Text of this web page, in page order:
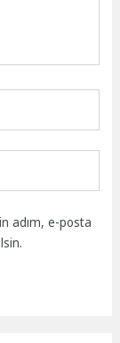
adım, e-posta